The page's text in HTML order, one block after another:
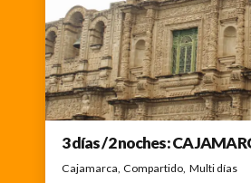
3 días /2 noches:
Cajamarca Compartido Multi días